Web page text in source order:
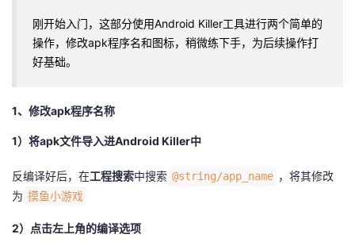
刚开始入门，这部分使用Android Killer工具进行两个简单的
操作，修改apk程序名和图标，稍微练下手，为后续操作打
好基础。
1、修改apk程序名称
1）将apk文件导入进Android Killer中
反编译好后，在工程搜索中搜索 @string/app_name ，将其修改
为 摸鱼小游戏
2）点击左上角的编译选项